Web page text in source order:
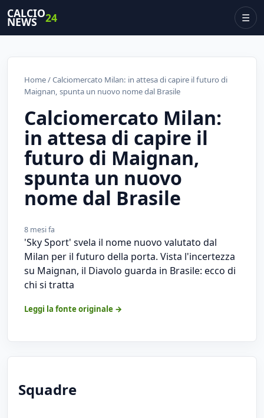
CALCIO
NEWS 24 ☰
Home/ Calciomercato Milan: in attesa di capire il futuro di
Maignan, spunta un nuovo nome dal Brasile
Calciomercato Milan:
in attesa di capire il
futuro di Maignan,
spunta un nuovo
nome dal Brasile
8 mesi fa
'Sky Sport' svela il nome nuovo valutato dal
Milan per il futuro della porta. Vista l'incertezza
su Maignan, il Diavolo guarda in Brasile: ecco di
chi si tratta
Leggi la fonte originale →
Squadre